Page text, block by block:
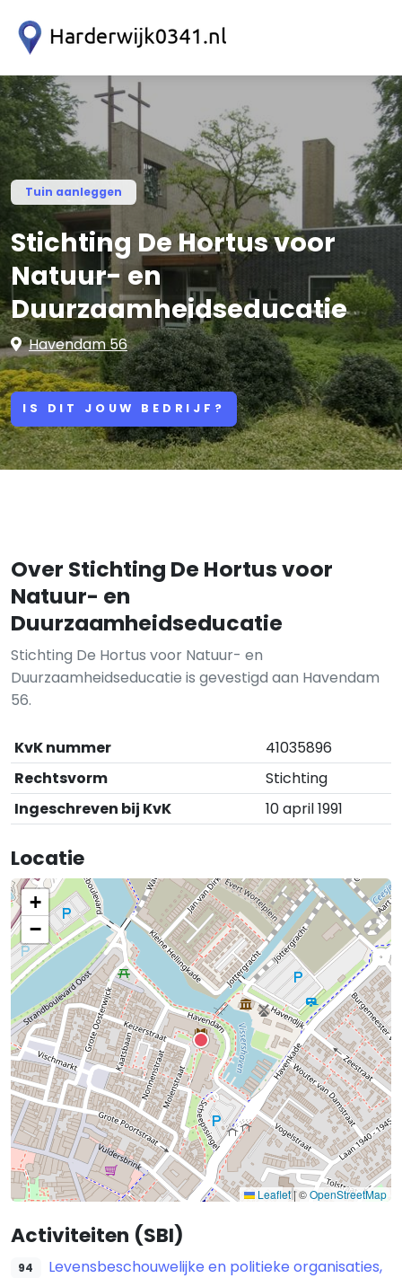
Tuin aanleggen
Stichting De Hortus voor
Natuur- en
Duurzaamheidseducatie
Havendam 56
IS DIT JOUW BEDRIJF?
Over Stichting De Hortus voor
Natuur- en
Duurzaamheidseducatie
Stichting De Hortus voor Natuur- en
Duurzaamheidseducatie is gevestigd aan Havendam
56.
KvK nummer
41035896
Rechtsvorm
Stichting
Ingeschreven bij KvK
10 april 1991
Locatie
+
−
Leaflet|©OpenStreetMap
Activiteiten (SBI)
94
Levensbeschouwelijke en politieke organisaties,